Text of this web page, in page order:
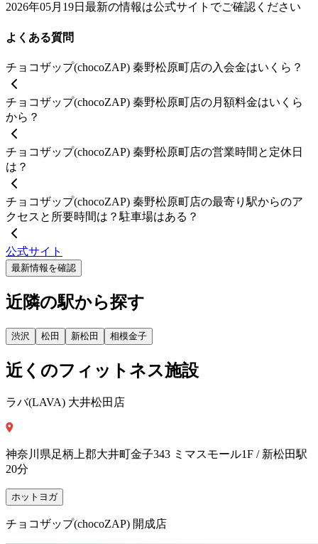
2026年05月19日 最新の情報は公式サイトでご確認ください
よくある質問
チョコザップ(chocoZAP) 秦野松原町店の入会金はいくら？
チョコザップ(chocoZAP) 秦野松原町店の月額料金はいくら
から？
チョコザップ(chocoZAP) 秦野松原町店の営業時間と定休日
は？
チョコザップ(chocoZAP) 秦野松原町店の最寄り駅からのア
クセスと所要時間は？駐車場はある？
公式サイト
最新情報を確認
近隣の駅から探す
渋沢 松田 新松田 相模金子
近くのフィットネス施設
ラバ(LAVA) 大井松田店
神奈川県足柄上郡大井町金子343 ミマスモール1F / 新松田駅
20分
ホットヨガ
チョコザップ(chocoZAP) 開成店